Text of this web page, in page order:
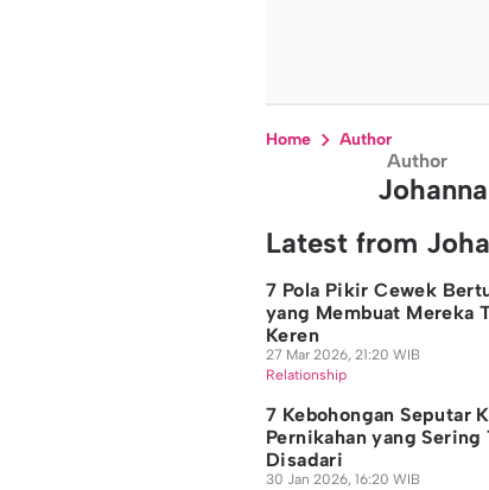
Home Author
Author
Latest from
7 Pola Pikir Cewek
yang Membuat Mereka
Keren
27 Mar 2026, 21:20 WIB
Relationship
7 Kebohongan Seputar
Pernikahan yang Sering
Disadari
30 Jan 2026, 16:20 WIB